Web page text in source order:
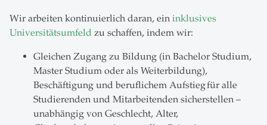
Wir arbeiten kontinuierlich daran, ein inklusives
Universitätsumfeld zu schaffen, indem wir:
Gleichen Zugang zu Bildung (in Bachelor Studium,
Master Studium oder als Weiterbildung),
Beschäftigung und beruflichem Aufstieg für alle
Studierenden und Mitarbeitenden sicherstellen –
unabhängig von Geschlecht, Alter,